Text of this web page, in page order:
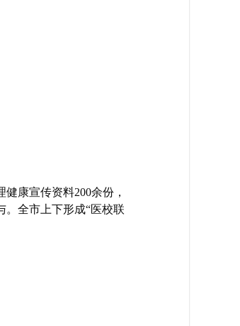
康宣传资料200余份，
。全市上下形成“医校联